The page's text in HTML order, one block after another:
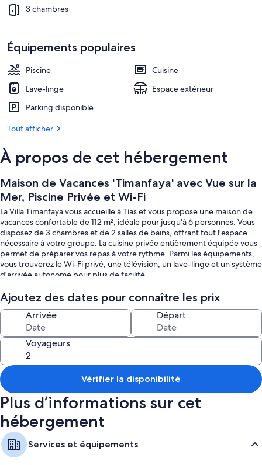
Wi-
3 chambres
Équipements populaires
Piscine
Cuisine
Lave-linge
Espace extérieur
Parking disponible
Tout afficher
À propos de cet hébergement
Maison de Vacances 'Timanfaya' avec Vue sur la
Mer, Piscine Privée et Wi-Fi
La Villa Timanfaya vous accueille à Tías et vous propose une maison de
vacances confortable de 112 m², idéale pour jusqu'à 6 personnes. Vous
disposez de 3 chambres et de 2 salles de bains, offrant tout l'espace
nécessaire à votre groupe. La cuisine privée entièrement équipée vous
permet de préparer vos repas à votre rythme. Parmi les équipements,
vous trouverez le Wi-Fi privé, une télévision, un lave-linge et un système
d'arrivée autonome pour plus de facilité.
À l'extérieur, vous découvrirez votre jardin privé ainsi que des terrasses
couvertes et découvertes où vous pourrez vous détendre en admirant
la vue sur la mer. Votre piscine extérieure privée est parfaite pour vous
rafraîchir, et une douche extérieure complète l'expérience au bord de la
piscine.
Pour vous garer, vous avez le choix entre des places sur la propriété ou
dans la rue. Les événements ne sont pas autorisés à la villa afin de
garantir un environnement paisible à tous les hôtes.
Ajoutez des dates pour connaître les prix
Arrivée Départ
Voyageurs
Vérifier la disponibilité
Plus d’informations sur cet
hébergement
Services et équipements